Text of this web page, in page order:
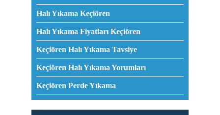
Halı Yıkama Keçiören
Halı Yıkama Fiyatları Keçiören
Keçiören Halı Yıkama Tavsiye
Keçiören Halı Yıkama Yorumları
Keçiören Perde Yıkama